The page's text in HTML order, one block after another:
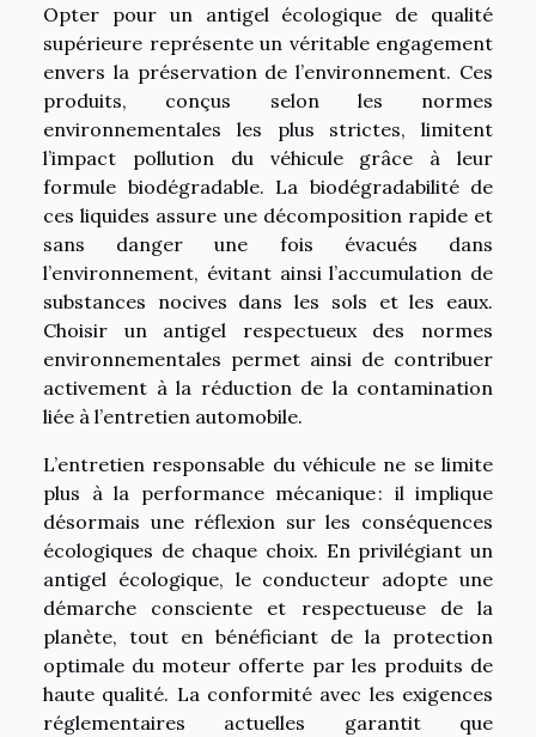
Opter pour un antigel écologique de qualité
supérieure représente un véritable engagement
envers la préservation de l’environnement. Ces
produits, conçus selon les normes
environnementales les plus strictes, limitent
l’impact pollution du véhicule grâce à leur
formule biodégradable. La biodégradabilité de
ces liquides assure une décomposition rapide et
sans danger une fois évacués dans
l’environnement, évitant ainsi l’accumulation de
substances nocives dans les sols et les eaux.
Choisir un antigel respectueux des normes
environnementales permet ainsi de contribuer
activement à la réduction de la contamination
liée à l’entretien automobile.
L’entretien responsable du véhicule ne se limite
plus à la performance mécanique : il implique
désormais une réflexion sur les conséquences
écologiques de chaque choix. En privilégiant un
antigel écologique, le conducteur adopte une
démarche consciente et respectueuse de la
planète, tout en bénéficiant de la protection
optimale du moteur offerte par les produits de
haute qualité. La conformité avec les exigences
réglementaires actuelles garantit que